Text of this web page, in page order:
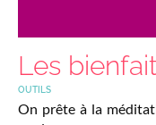
Les
OUTILS
On prête à la